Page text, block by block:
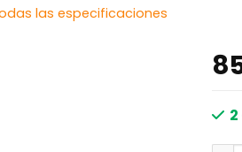
las especificaciones